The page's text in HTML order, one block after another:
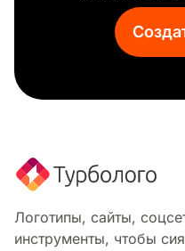
Логотипы, сайты,
инструменты, чтобы